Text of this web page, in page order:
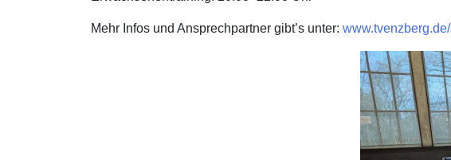
Mehr Infos und Ansprechpartner gibt’s unter: